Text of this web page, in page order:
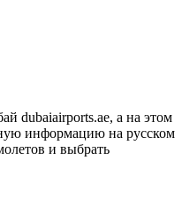
dubaiairports.ae, а на этом
информацию на русском
и выбрать